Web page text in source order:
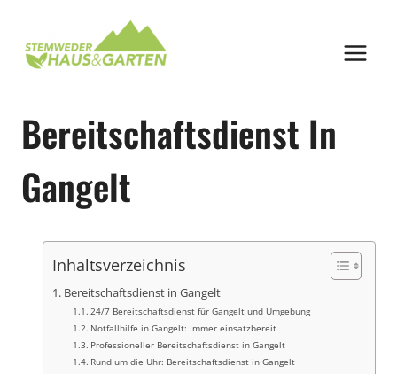
springen
Bereitschaftsdienst In
Gangelt
Inhaltsverzeichnis
Bereitschaftsdienst in Gangelt
24/7 Bereitschaftsdienst für Gangelt und Umgebung
Notfallhilfe in Gangelt: Immer einsatzbereit
Professioneller Bereitschaftsdienst in Gangelt
Rund um die Uhr: Bereitschaftsdienst in Gangelt